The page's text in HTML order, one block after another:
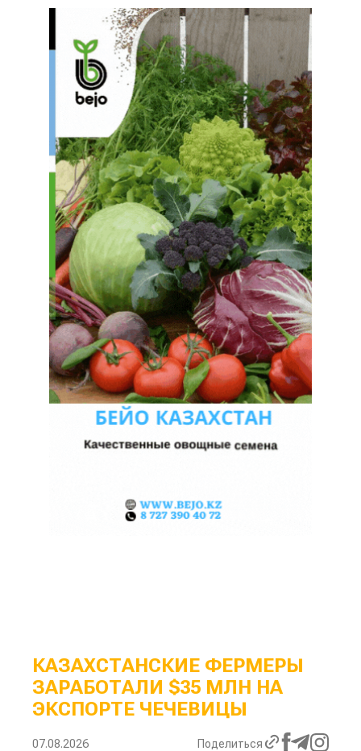
КАЗАХСТАНСКИЕ ФЕРМЕРЫ
ЗАРАБОТАЛИ $35 МЛН НА
ЭКСПОРТЕ ЧЕЧЕВИЦЫ
07.08.2026 Поделиться